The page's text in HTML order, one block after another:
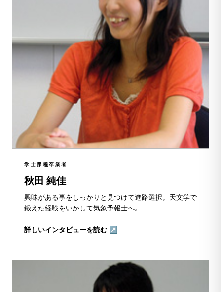
学士課程卒業者
秋田 純佳
興味がある事をしっかりと見つけて進路選択。天文学で
鍛えた経験をいかして気象予報士へ。
詳しいインタビューを読む ↗